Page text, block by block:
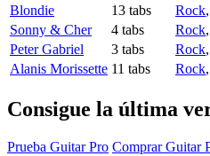
Blondie 13 tabs Rock,
Sonny & Cher
4 tabs Rock,
Peter Gabriel
3 tabs Rock,
Alanis Morissette 11 tabs Rock,
Consigue la última
Prueba Guitar Pro Comprar Guitar